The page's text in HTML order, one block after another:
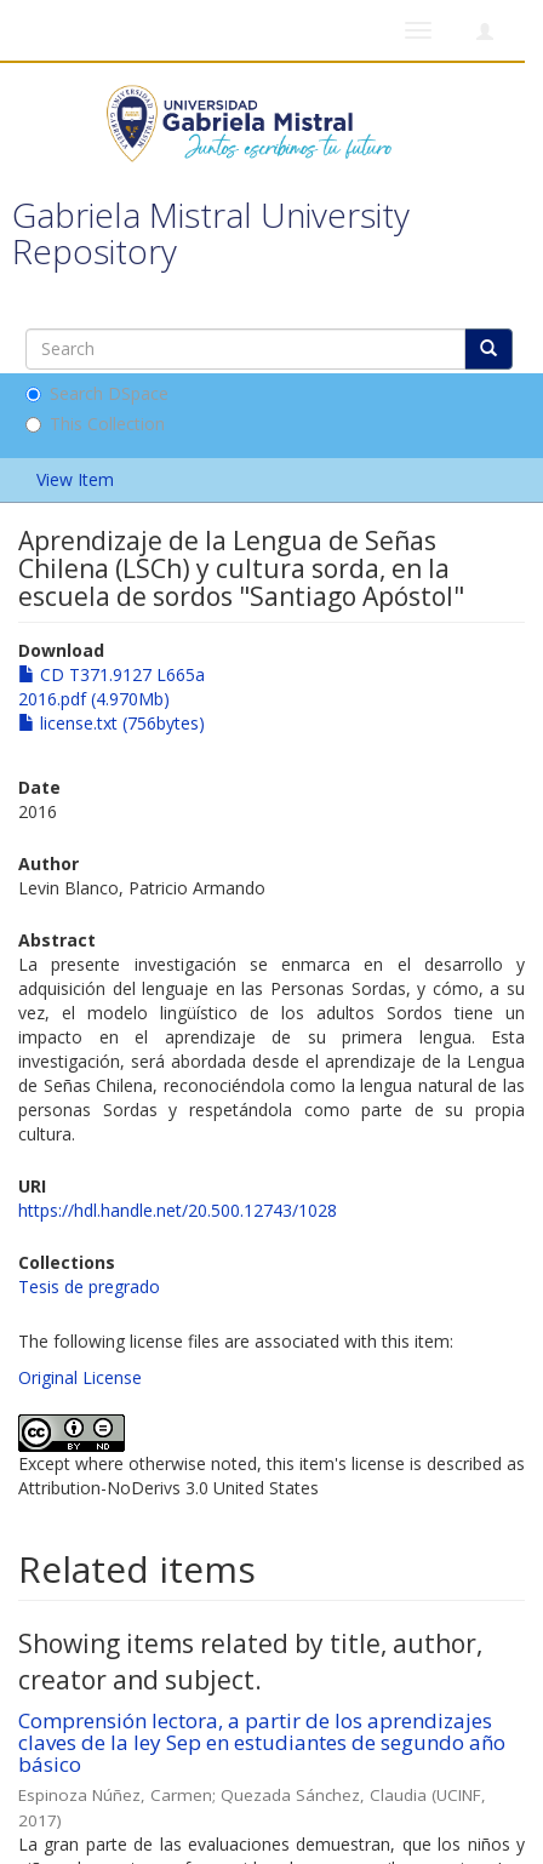
Gabriela Mistral University
Repository
Search DSpace
This Collection
View Item
Aprendizaje de la Lengua de Señas
Chilena (LSCh) y cultura sorda, en la
escuela de sordos "Santiago Apóstol"
Download
CD T371.9127 L665a
2016.pdf (4.970Mb)
license.txt (756bytes)
Date
2016
Author
Levin Blanco, Patricio Armando
Abstract
La presente investigación se enmarca en el desarrollo y
adquisición del lenguaje en las Personas Sordas, y cómo, a su
vez, el modelo lingüístico de los adultos Sordos tiene un
impacto en el aprendizaje de su primera lengua. Esta
investigación, será abordada desde el aprendizaje de la Lengua
de Señas Chilena, reconociéndola como la lengua natural de las
personas Sordas y respetándola como parte de su propia
cultura.
URI
https://hdl.handle.net/20.500.12743/1028
Collections
Tesis de pregrado
The following license files are associated with this item:
Original License
Except where otherwise noted, this item's license is described as
Attribution-NoDerivs 3.0 United States
Related items
Showing items related by title, author,
creator and subject.
Comprensión lectora, a partir de los aprendizajes
claves de la ley Sep en estudiantes de segundo año
básico
Espinoza Núñez, Carmen; Quezada Sánchez, Claudia (UCINF,
2017)
La gran parte de las evaluaciones demuestran, que los niños y